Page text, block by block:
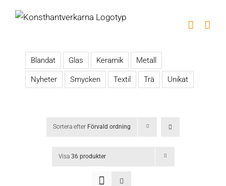
Blandat Glas Keramik Metall
Nyheter Smycken Textil Trä Unikat
Sortera efter Förvald ordning
Visa 36 produkter